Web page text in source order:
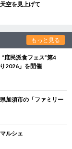
空を見上げて
もっと見る
庶民派食フェス”第4
2026」を開催
加須市の「ファミリー
ルシェ